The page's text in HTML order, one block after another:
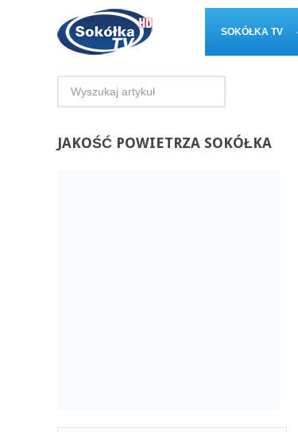
SOKÓŁKA TV
JAKOŚĆ POWIETRZA SOKÓŁKA